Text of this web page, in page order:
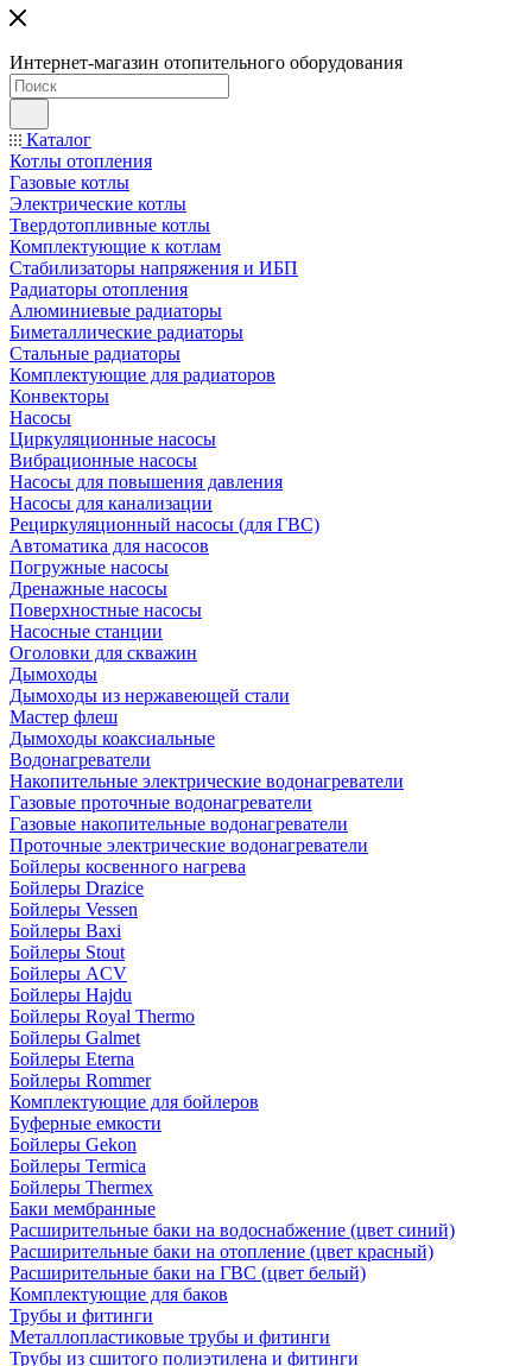
Интернет-магазин отопительного оборудования
Каталог
Котлы отопления
Газовые котлы
Электрические котлы
Твердотопливные котлы
Комплектующие к котлам
Стабилизаторы напряжения и ИБП
Радиаторы отопления
Алюминиевые радиаторы
Биметаллические радиаторы
Стальные радиаторы
Комплектующие для радиаторов
Конвекторы
Насосы
Циркуляционные насосы
Вибрационные насосы
Насосы для повышения давления
Насосы для канализации
Рециркуляционный насосы (для ГВС)
Автоматика для насосов
Погружные насосы
Дренажные насосы
Поверхностные насосы
Насосные станции
Оголовки для скважин
Дымоходы
Дымоходы из нержавеющей стали
Мастер флеш
Дымоходы коаксиальные
Водонагреватели
Накопительные электрические водонагреватели
Газовые проточные водонагреватели
Газовые накопительные водонагреватели
Проточные электрические водонагреватели
Бойлеры косвенного нагрева
Бойлеры Drazice
Бойлеры Vessen
Бойлеры Baxi
Бойлеры Stout
Бойлеры ACV
Бойлеры Hajdu
Бойлеры Royal Thermo
Бойлеры Galmet
Бойлеры Eterna
Бойлеры Rommer
Комплектующие для бойлеров
Буферные емкости
Бойлеры Gekon
Бойлеры Termica
Бойлеры Thermex
Баки мембранные
Расширительные баки на водоснабжение (цвет синий)
Расширительные баки на отопление (цвет красный)
Расширительные баки на ГВС (цвет белый)
Комплектующие для баков
Трубы и фитинги
Металлопластиковые трубы и фитинги
Трубы из сшитого полиэтилена и фитинги